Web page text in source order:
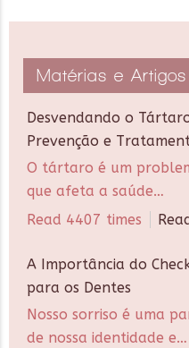
Matérias e Artigos
Desvendando o
Prevenção e
O tártaro é um
que afeta a saúde…
Read 4407 times
A Importância do
para os Dentes
Nosso sorriso é uma
de nossa identidade e…